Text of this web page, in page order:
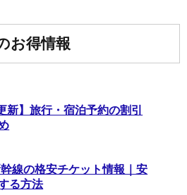
お得情報
新】旅行・宿泊予約の割引
幹線の格安チケット情報｜安
る方法